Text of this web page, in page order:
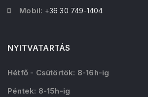
Mobil: +36 30 749-1404
NYITVATARTÁS
Hétfő - Csütörtök: 8-16h-ig
Péntek: 8-15h-ig